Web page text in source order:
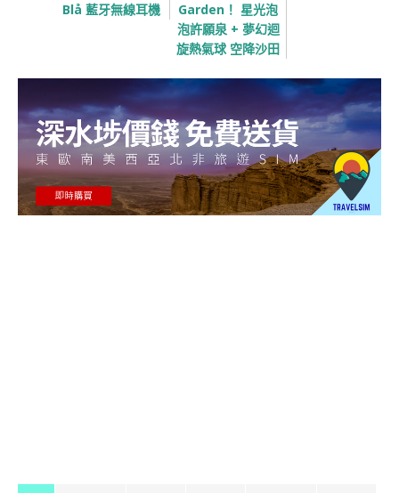
Blå 藍牙無線耳機
Garden！ 星光泡
泡許願泉 + 夢幻迴
旋熱氣球 空降沙田